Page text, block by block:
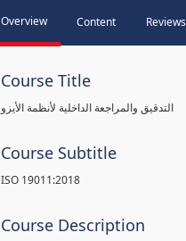
Overview Content Reviews
Course Title
التدقيق والمراجعة الداخلية لأنظمة الأيزو
Course Subtitle
ISO 19011:2018
Course Description